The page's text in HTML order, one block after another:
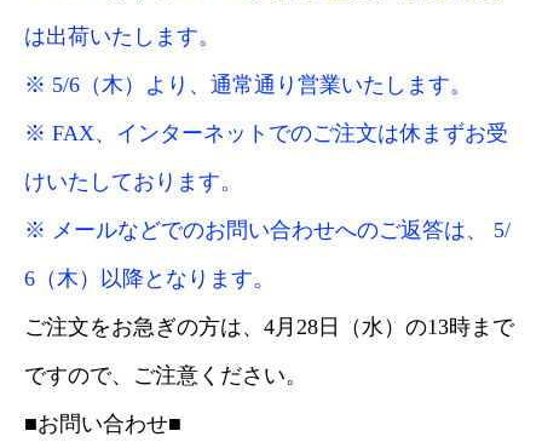
は出荷いたします。
※ 5/6（木）より、通常通り営業いたします。
※ FAX、インターネットでのご注文は休まずお受
けいたしております。
※ メールなどでのお問い合わせへのご返答は、 5/
6（木）以降となります。
ご注文をお急ぎの方は、4月28日（水）の13時まで
ですので、ご注意ください。
■お問い合わせ■